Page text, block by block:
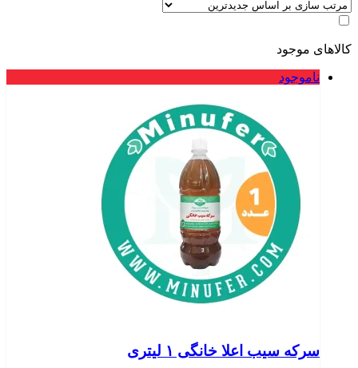
کالاهای موجود
ناموجود
سرکه سیب اعلا خانگی ۱ لیتری